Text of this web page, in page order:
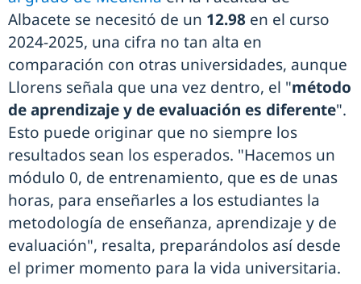
Albacete se necesitó de un 12.98 en el curso
2024-2025, una cifra no tan alta en
comparación con otras universidades, aunque
Llorens señala que una vez dentro, el "método
de aprendizaje y de evaluación es diferente".
Esto puede originar que no siempre los
resultados sean los esperados. "Hacemos un
módulo 0, de entrenamiento, que es de unas
horas, para enseñarles a los estudiantes la
metodología de enseñanza, aprendizaje y de
evaluación", resalta, preparándolos así desde
el primer momento para la vida universitaria.